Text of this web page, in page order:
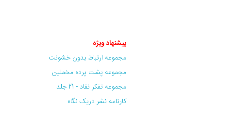
پیشنهاد ویژه
مجموعه ارتباط بدون خشونت
مجموعه پشت پرده مخملین
مجموعه تفکر نقاد - 21 جلد
کارنامه نشر دریک نگاه